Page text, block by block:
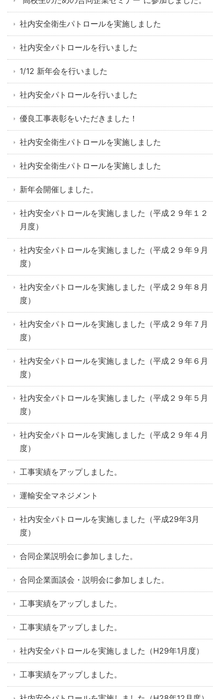
社内安全衛生パトロールを実施しました
社内安全パトロールを行いました
1/12 新年会を行いました
社内安全パトロールを行いました
優良工事表彰をいただきました！
社内安全衛生パトロールを実施しました
社内安全衛生パトロールを実施しました
新年会開催しました。
社内安全パトロールを実施しました（平成２９年１２
月度）
社内安全パトロールを実施しました（平成２９年９月
度）
社内安全パトロールを実施しました（平成２９年８月
度）
社内安全パトロールを実施しました（平成２９年７月
度）
社内安全パトロールを実施しました（平成２９年６月
度）
社内安全パトロールを実施しました（平成２９年５月
度）
社内安全パトロールを実施しました（平成２９年４月
度）
工事実績をアップしました。
運輸安全マネジメント
社内安全パトロールを実施しました（平成29年3月
度）
合同企業説明会に参加しました。
合同企業面談会・説明会に参加しました。
工事実績をアップしました。
工事実績をアップしました。
社内安全パトロールを実施しました（H29年1月度）
工事実績をアップしました。